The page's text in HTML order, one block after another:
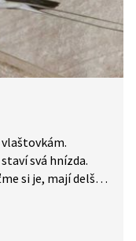
svá hnízda.
si je, mají delší